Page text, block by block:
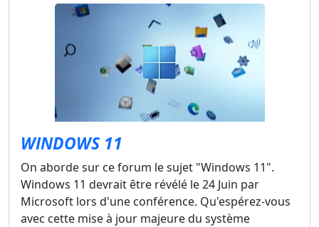
WINDOWS 11
On aborde sur ce forum le sujet "Windows 11".
Windows 11 devrait être révélé le 24 Juin par
Microsoft lors d'une conférence. Qu'espérez-vous
avec cette mise à jour majeure du système